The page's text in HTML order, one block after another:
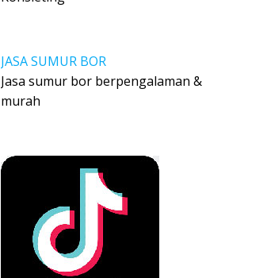
JASA SUMUR BOR
Jasa sumur bor berpengalaman &
murah